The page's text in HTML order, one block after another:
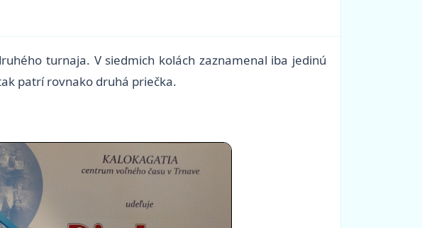
turnaja. V siedmich kolách zaznamenal iba jedinú
patrí rovnako druhá priečka.